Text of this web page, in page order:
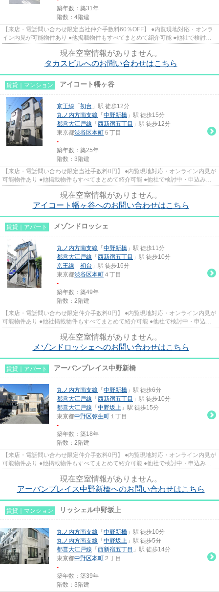
築年数：築31年
階数：4階建
【来店・電話問い合わせ限定当社仲介手数料60％OFF】 ●内覧現地対応・オンラ
イン内見が可能物件あり ●他掲載物件もすべてまとめて紹介可能 ●他社で検討
現在空室情報がありません。
タカスビルへのお問い合わせはこちら
賃貸｜マンション アイコート幡ヶ谷
京王線 「 初台 」駅 徒歩12分
丸ノ内方南支線 「 中野新橋 」駅 徒歩15分
都営大江戸線 「 西新宿五丁目 」駅 徒歩12分
東京都渋谷区本町 ５丁目
-
築年数：築25年
階数：3階建
【来店・電話問い合わせ限定当社手数料0円】 ●内覧現地対応・オンライン内見が
可能物件あり ●他掲載物件もすべてまとめて紹介可能 ●他社で検討中・申込み済
現在空室情報がありません。
アイコート幡ヶ谷へのお問い合わせはこちら
賃貸｜アパート メゾンドロッシェ
丸ノ内方南支線 「 中野新橋 」駅 徒歩11分
都営大江戸線 「 西新宿五丁目 」駅 徒歩10分
京王線 「 初台 」駅 徒歩16分
東京都渋谷区本町 ４丁目
-
築年数：築49年
階数：2階建
【来店・電話問い合わせ限定仲介手数料0円】 ●内覧現地対応・オンライン内見が
可能物件あり ●他社掲載物件もすべてまとめて紹介可能 ●他社で検討中・申込み
現在空室情報がありません。
メゾンドロッシェへのお問い合わせはこちら
賃貸｜アパート アーバンプレイス中野新橋
丸ノ内方南支線 「 中野新橋 」駅 徒歩6分
都営大江戸線 「 西新宿五丁目 」駅 徒歩10分
都営大江戸線 「 中野坂上 」駅 徒歩15分
東京都中野区弥生町 １丁目
-
築年数：築18年
階数：2階建
【来店・電話問い合わせ限定仲介手数料0円】 ●内覧現地対応・オンライン内見が
可能物件あり ●他掲載物件もすべてまとめて紹介可能 ●他社で検討中・申込み済
現在空室情報がありません。
アーバンプレイス中野新橋へのお問い合わせはこちら
賃貸｜マンション リッシェル中野坂上
丸ノ内方南支線 「 中野新橋 」駅 徒歩10分
丸ノ内方南支線 「 中野坂上 」駅 徒歩5分
都営大江戸線 「 西新宿五丁目 」駅 徒歩14分
東京都中野区本町 ２丁目
-
築年数：築39年
階数：3階建